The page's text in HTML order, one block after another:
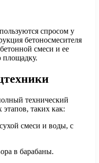
спросом у
бетоносмесителя
смеси и ее
площадку.
технический
таких как:
смеси и воды, с
в барабаны.